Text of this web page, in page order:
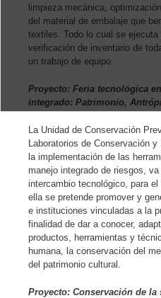
limpieza mecánica,
del material de embalaje que
textiles. Todo lo cual se
verificación de inventario de
un trabajo de equipo.
Proyecto: Feria tecnológica
integrado: Patrimonio,
La Unidad de Conservación
Laboratorios de Conservación
la implementación de las
manejo integrado de riesgos,
intercambio tecnológico, para
ella se pretende promover y
e instituciones vinculadas a la
finalidad de dar a conocer,
productos, herramientas y
humana, la conservación del
del patrimonio cultural.
Proyecto: Conservación de